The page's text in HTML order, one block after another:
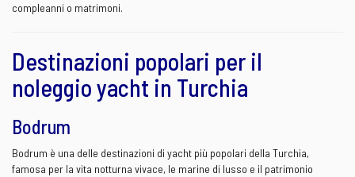
compleanni o matrimoni.
Destinazioni popolari per il
noleggio yacht in Turchia
Bodrum
Bodrum è una delle destinazioni di yacht più popolari della Turchia,
famosa per la vita notturna vivace, le marine di lusso e il patrimonio